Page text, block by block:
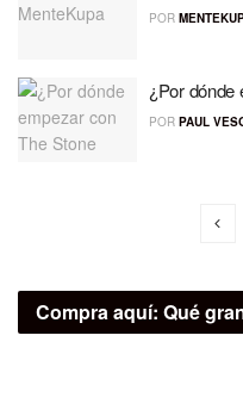
POR
¿Por dónde
POR PAUL
Compra aquí: Qué